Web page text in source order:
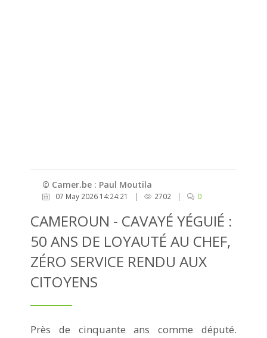
© Camer.be : Paul Moutila
07 May 2026 14:24:21 | 2702 | 0
CAMEROUN - CAVAYÉ YÉGUIÉ :
50 ANS DE LOYAUTÉ AU CHEF,
ZÉRO SERVICE RENDU AUX
CITOYENS
Près de cinquante ans comme député.